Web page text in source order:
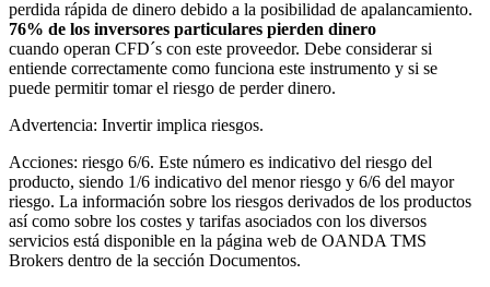
perdida rápida de dinero debido a la posibilidad de apalancamiento.
76% de los inversores particulares pierden dinero
cuando operan CFD´s con este proveedor. Debe considerar si
entiende correctamente como funciona este instrumento y si se
puede permitir tomar el riesgo de perder dinero.
Advertencia: Invertir implica riesgos.
Acciones: riesgo 6/6. Este número es indicativo del riesgo del
producto, siendo 1/6 indicativo del menor riesgo y 6/6 del mayor
riesgo. La información sobre los riesgos derivados de los productos
así como sobre los costes y tarifas asociados con los diversos
servicios está disponible en la página web de OANDA TMS
Brokers dentro de la sección Documentos.